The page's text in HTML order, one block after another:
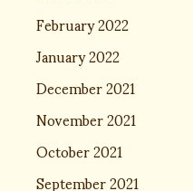
February 2022
January 2022
December 2021
November 2021
October 2021
September 2021